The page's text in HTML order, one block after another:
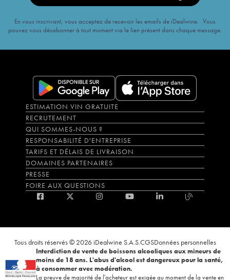
En vous inscrivant, vous acceptez de recevoir les emails de iDealwine. Vous
pouvez vous désabonner à tout moment via le lien présent dans chaque message.
ESTIMATION VIN GRATUITE
RECRUTEMENT
QUI SOMMES-NOUS ?
RESPONSABILITÉ D'ENTREPRISE
TARIFS ET DÉLAIS DE LIVRAISON
DOMAINES PARTENAIRES
PRESSE
FOIRE AUX QUESTIONS
Tous droits réservés © 2026 iDealwine S.A.S.CGSDonnées personnelles
Interdiction de vente de boissons alcooliques aux mineurs de
moins de 18 ans. L'abus d'alcool est dangereux pour la santé,
à consommer avec modération.
La preuve de majorité de l'acheteur est exigée au moment de la vente en